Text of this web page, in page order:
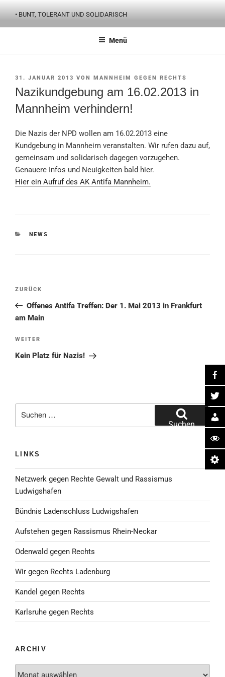
Inhalt
springen
• BUNT, TOLERANT UND SOLIDARISCH
Menü
VERÖFFENTLICHT
31. JANUAR 2013 VON MANNHEIM GEGEN RECHTS
Nazikundgebung am 16.02.2013 in
Mannheim verhindern!
Die Nazis der NPD wollen am 16.02.2013 eine
Kundgebung in Mannheim veranstalten. Wir rufen dazu auf,
gemeinsam und solidarisch dagegen vorzugehen.
Genauere Infos und Neuigkeiten bald hier.
Hier ein Aufruf des AK Antifa Mannheim.
KATEGORIEN
NEWS
Beitragsnavigation
Vorheriger
Beitrag
ZURÜCK
Offenes Antifa Treffen: Der 1. Mai 2013 in Frankfurt
am Main
Nächster
Beitrag
WEITER
Kein Platz für Nazis!
Suchen
LINKS
Netzwerk gegen Rechte Gewalt und Rassismus
Ludwigshafen
Bündnis Ladenschluss Ludwigshafen
Aufstehen gegen Rassismus Rhein-Neckar
Odenwald gegen Rechts
Wir gegen Rechts Ladenburg
Kandel gegen Rechts
Karlsruhe gegen Rechts
ARCHIV